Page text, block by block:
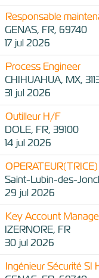
Responsable
GENAS, FR, 69740
17 jul 2026
Process Engineer
CHIHUAHUA, MX,
31 jul 2026
Outilleur H/F
DOLE, FR, 39100
14 jul 2026
Saint-Lubin-des-
29 jul 2026
Key Account
IZERNORE, FR
30 jul 2026
Ingénieur Sécurité SI